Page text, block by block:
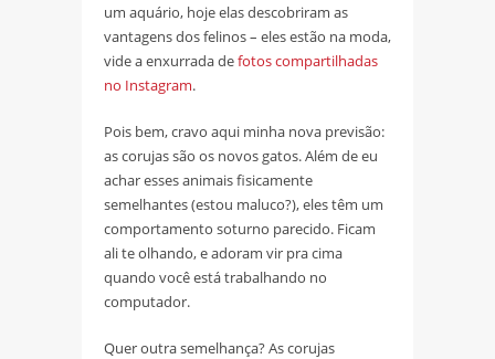
um aquário, hoje elas descobriram as
vantagens dos felinos – eles estão na moda,
vide a enxurrada defotos compartilhadas
no Instagram.
Pois bem, cravo aqui minha nova previsão:
as corujas são os novos gatos. Além de eu
achar esses animais fisicamente
semelhantes (estou maluco?), eles têm um
comportamento soturno parecido. Ficam
ali te olhando, e adoram vir pra cima
quando você está trabalhando no
computador.
Quer outra semelhança? As corujas